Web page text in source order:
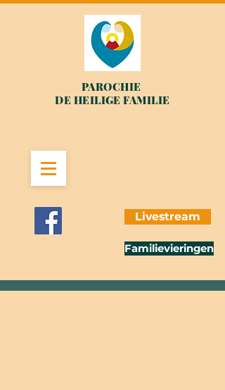
PAROCHIE
DE HEILIGE FAMILIE
Livestream
Familievieringen